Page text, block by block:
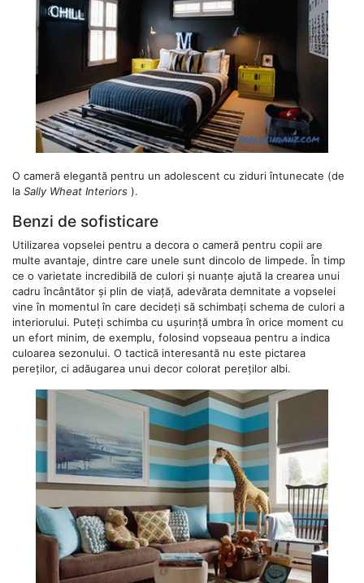
O cameră elegantă pentru un adolescent cu ziduri întunecate (de
la Sally Wheat Interiors ).
Benzi de sofisticare
Utilizarea vopselei pentru a decora o cameră pentru copii are
multe avantaje, dintre care unele sunt dincolo de limpede. În timp
ce o varietate incredibilă de culori și nuanțe ajută la crearea unui
cadru încântător și plin de viață, adevărata demnitate a vopselei
vine în momentul în care decideți să schimbați schema de culori a
interiorului. Puteți schimba cu ușurință umbra în orice moment cu
un efort minim, de exemplu, folosind vopseaua pentru a indica
culoarea sezonului. O tactică interesantă nu este pictarea
pereților, ci adăugarea unui decor colorat pereților albi.